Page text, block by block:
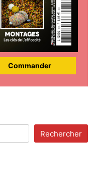
Commander
Rechercher